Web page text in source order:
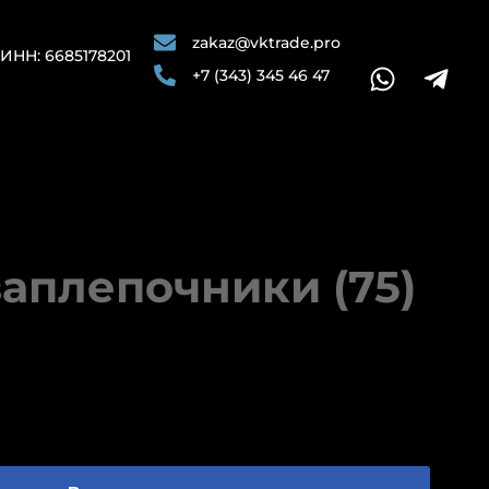
ИНН: 6685178201
zakaz@vktrade.pro
+7 (343) 345 46 47
(75)